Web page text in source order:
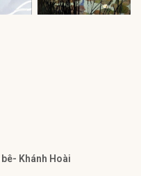
Khánh Hoài